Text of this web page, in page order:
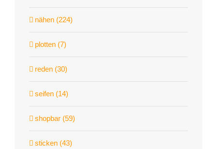
nähen (224)
plotten (7)
reden (30)
seifen (14)
shopbar (59)
sticken (43)